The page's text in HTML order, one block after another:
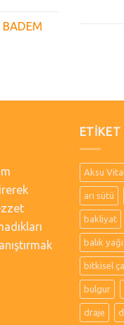
BADEM
ETIKET
Aksu
arı sütü
bakliyat
balık
bitkisel
bulgur
draje